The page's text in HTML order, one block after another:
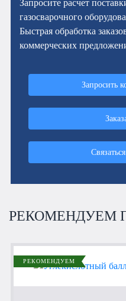
Запросите расчет
газосварочного
Быстрая обработка
коммерческих
Запросить
РЕКОМЕНДУЕМ
РЕКОМЕНДУЕМ